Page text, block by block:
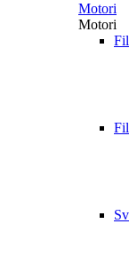
Motori
Motori